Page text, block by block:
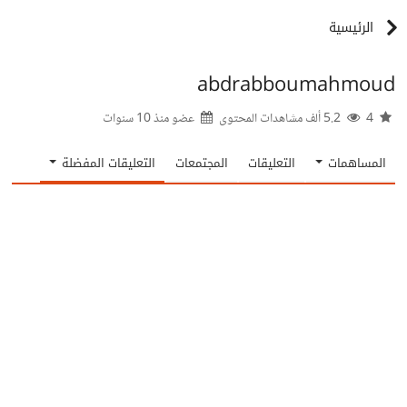
الرئيسية
abdrabboumahmoud
عضو منذ10 سنوات
المساهمات التعليقات المجتمعات التعليقات المفضلة